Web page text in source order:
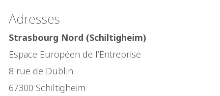
Adresses
Strasbourg Nord (Schiltigheim)
Espace Européen de l’Entreprise
8 rue de Dublin
67300 Schiltigheim